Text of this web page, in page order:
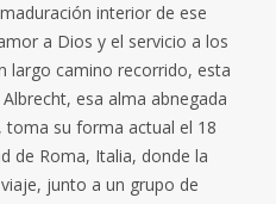
interior de ese
a Dios y el servicio a los
largo camino recorrido, esta
esa alma abnegada
toma su forma actual el 18
de Roma, Italia, donde la
junto a un grupo de